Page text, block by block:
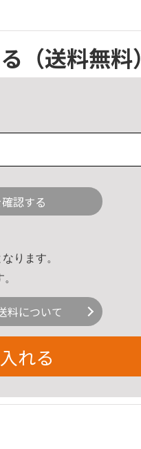
（送料無料）
認する
ります。
料について
れる